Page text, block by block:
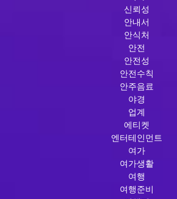
신뢰성
안내서
안식처
안전
안전성
안전수칙
안주음료
야경
업계
에티켓
엔터테인먼트
여가
여가생활
여행
여행준비